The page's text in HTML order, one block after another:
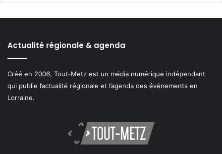
Actualité régionale & agenda
Créé en 2006, Tout-Metz est un média numérique indépendant
qui publie l’actualité régionale et l’agenda des événements en
Lorraine.